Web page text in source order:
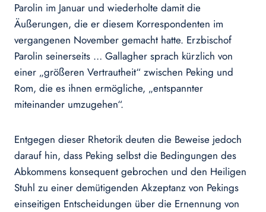
Parolin im Januar und wiederholte damit die
Äußerungen, die er diesem Korrespondenten im
vergangenen November gemacht hatte. Erzbischof
Parolin seinerseits … Gallagher sprach kürzlich von
einer „größeren Vertrautheit“ zwischen Peking und
Rom, die es ihnen ermögliche, „entspannter
miteinander umzugehen“.
Entgegen dieser Rhetorik deuten die Beweise jedoch
darauf hin, dass Peking selbst die Bedingungen des
Abkommens konsequent gebrochen und den Heiligen
Stuhl zu einer demütigenden Akzeptanz von Pekings
einseitigen Entscheidungen über die Ernennung von